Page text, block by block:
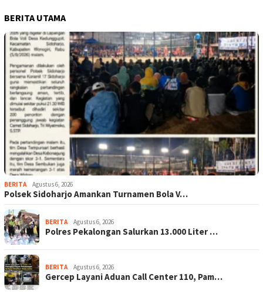
BERITA UTAMA
BERITA Agustus 6, 2026
Polsek Sidoharjo Amankan Turnamen Bola V…
BERITA Agustus 6, 2026
Polres Pekalongan Salurkan 13.000 Liter …
BERITA Agustus 6, 2026
Gercep Layani Aduan Call Center 110, Pam…